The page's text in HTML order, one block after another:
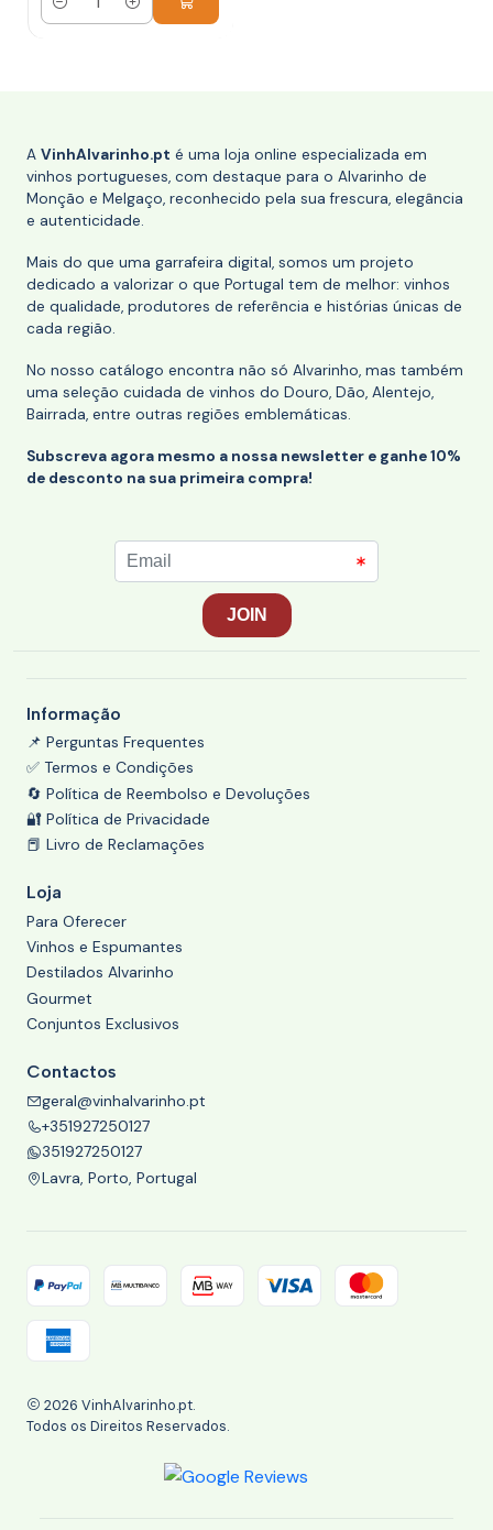
Quantidade
A VinhAlvarinho.pt é uma loja online especializada em
vinhos portugueses, com destaque para o Alvarinho de
Monção e Melgaço, reconhecido pela sua frescura, elegância
e autenticidade.
Mais do que uma garrafeira digital, somos um projeto
dedicado a valorizar o que Portugal tem de melhor: vinhos
de qualidade, produtores de referência e histórias únicas de
cada região.
No nosso catálogo encontra não só Alvarinho, mas também
uma seleção cuidada de vinhos do Douro, Dão, Alentejo,
Bairrada, entre outras regiões emblemáticas.
Subscreva agora mesmo a nossa newsletter e ganhe 10%
de desconto na sua primeira compra!
Informação
📌 Perguntas Frequentes
✅ Termos e Condições
🔄 Política de Reembolso e Devoluções
🔐 Política de Privacidade
📕 Livro de Reclamações
Loja
Para Oferecer
Vinhos e Espumantes
Destilados Alvarinho
Gourmet
Conjuntos Exclusivos
Contactos
geral@vinhalvarinho.pt
+351927250127
351927250127
Lavra, Porto, Portugal
2026 VinhAlvarinho.pt.
Todos os Direitos Reservados.